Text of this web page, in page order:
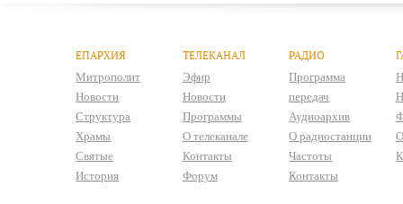
ЕПАРХИЯ
Митрополит
Новости
Структура
Храмы
Святые
История
ТЕЛЕКАНАЛ
Эфир
Новости
Программы
О телеканале
Контакты
Форум
РАДИО
Программа
передач
Аудиоархив
О радиостанции
Частоты
Контакты